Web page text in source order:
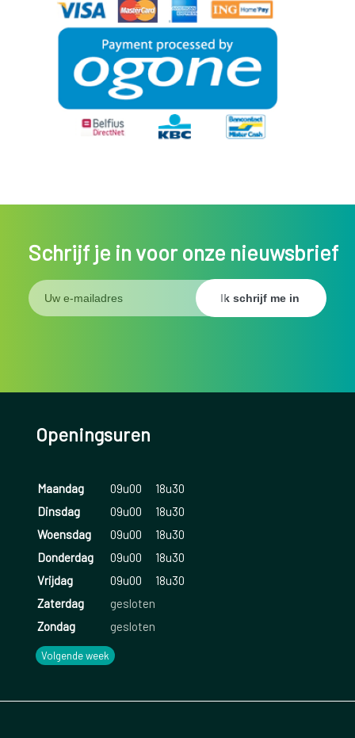
Schrijf je in voor onze nieuwsbrief
Openingsuren
Maandag 09u00
18u30
Dinsdag
09u00
18u30
Woensdag
09u00
18u30
Donderdag
09u00
18u30
Vrijdag
09u00
18u30
Zaterdag
gesloten
Zondag
gesloten
Volgende week